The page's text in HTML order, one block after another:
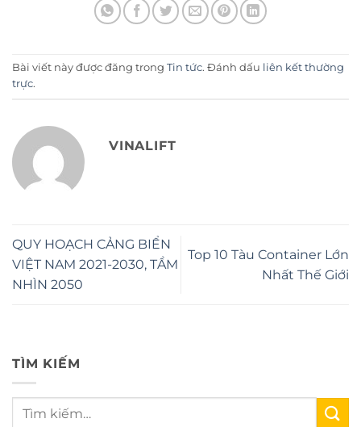
Bài viết này được đăng trong Tin tức. Đánh dấu liên kết thường
trực.
VINALIFT
QUY HOẠCH CẢNG BIỂN
VIỆT NAM 2021-2030, TẦM
NHÌN 2050
Top 10 Tàu Container Lớn
Nhất Thế Giới
TÌM KIẾM